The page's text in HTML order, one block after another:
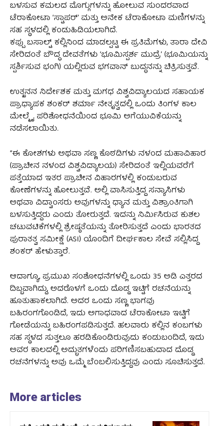
ಬಳಸುವ ಕಮಲದ ಮೊಗ್ಗುಗಳನ್ನು ಹೋಲುವ ಸುಂದರವಾದ
ಟೆರಾಕೋಟಾ ‘ಸ್ಟಾಪರ್’ ಮತ್ತು ಅನೇಕ ಟೆರಾಕೋಟಾ ಮಣಿಗಳನ್ನು
ಸಹ ಸ್ಥಳದಲ್ಲಿ ಕಂಡುಹಿಡಿಯಲಾಗಿದೆ.
ಕಪ್ಪು ಬಸಾಲ್ಟ್ ಕಲ್ಲಿನಿಂದ ಮಾಡಲ್ಪಟ್ಟ ಈ ಪ್ರತಿಮೆಗಳು, ತಾರಾ ದೇವಿ
ಸೇರಿದಂತೆ ಬೌದ್ಧ ದೇವತೆಗಳು ‘ಭೂಮಿಸ್ಪರ್ಶ ಮುದ್ರೆ’ (ಭೂಮಿಯನ್ನು
ಸ್ಪರ್ಶಿಸುವ ಭಂಗಿ) ಯಲ್ಲಿರುವ ಭಗವಾನ್ ಬುದ್ಧನನ್ನು ಚಿತ್ರಿಸುತ್ತವೆ.
ಉತ್ಖನನ ನಿರ್ದೇಶಕ ಮತ್ತು ಮಗಧ ವಿಶ್ವವಿದ್ಯಾಲಯದ ಸಹಾಯಕ
ಪ್ರಾಧ್ಯಾಪಕ ಶಂಕರ್ ಶರ್ಮಾ ನೇತೃತ್ವದಲ್ಲಿ ಒಂದು ತಿಂಗಳ ಕಾಲ
ಮೇಲ್ಮೈ ಪರಿಶೋಧನೆಯಿಂದ ಭೂಮಿ ಅಗೆಯುವಿಕೆಯನ್ನು
ನಡೆಸಲಾಯಿತು.
“ಈ ಕೋಶಗಳು ಅಥವಾ ಸಣ್ಣ ಕೊಠಡಿಗಳು ನಳಂದ ಮಹಾವಿಹಾರ
(ಪ್ರಾಚೀನ ನಳಂದ ವಿಶ್ವವಿದ್ಯಾಲಯ) ಸೇರಿದಂತೆ ಇಲ್ಲಿಯವರೆಗೆ
ಪತ್ತೆಯಾದ ಇತರ ಪ್ರಾಚೀನ ವಿಹಾರಗಳಲ್ಲಿ ಕಂಡುಬರುವ
ಕೋಣೆಗಳನ್ನು ಹೋಲುತ್ತವೆ. ಅಲ್ಲಿ ವಾಸಿಸುತ್ತಿದ್ದ ಸನ್ಯಾಸಿಗಳು
ಅಥವಾ ವಿದ್ವಾಂಸರು ಅವುಗಳನ್ನು ಧ್ಯಾನ ಮತ್ತು ವಿಶ್ರಾಂತಿಗಾಗಿ
ಬಳಸುತ್ತಿದ್ದರು ಎಂದು ತೋರುತ್ತದೆ. ಇದನ್ನು ನಿರ್ಮಿಸಿರುವ ಕುಶಲ
ಚಟುವಟಿಕೆಗಳಲ್ಲಿ ಶ್ರೇಷ್ಠತೆಯನ್ನು ತೋರಿಸುತ್ತದೆ ಎಂದು ಭಾರತದ
ಪುರಾತತ್ವ ಸಮೀಕ್ಷೆ (ASI) ಯೊಂದಿಗೆ ದೀರ್ಘಕಾಲ ಸೇವೆ ಸಲ್ಲಿಸಿದ್ದ
ಶಂಕರ್ ಹೇಳುತ್ತಾರೆ.
ಆದಾಗ್ಯೂ, ಪ್ರಮುಖ ಸಂಶೋಧನೆಗಳಲ್ಲಿ ಒಂದು 35 ಅಡಿ ಎತ್ತರದ
ದಿಬ್ಬವಾಗಿದ್ದು, ಅದರೊಳಗೆ ಒಂದು ದೊಡ್ಡ ಇಟ್ಟಿಗೆ ರಚನೆಯನ್ನು
ಹೂತುಹಾಕಲಾಗಿದೆ. ಅದರ ಒಂದು ಸಣ್ಣ ಭಾಗವು
ಬಹಿರಂಗಗೊಂಡಿದೆ, ಇದು ಅಗಾಧವಾದ ಟೆರಾಕೋಟಾ ಇಟ್ಟಿಗೆ
ಗೋಡೆಯನ್ನು ಬಹಿರಂಗಪಡಿಸುತ್ತದೆ. ಹಲವಾರು ಕಲ್ಲಿನ ಕಂಬಗಳು
ಸಹ ಸ್ಥಳದ ಸುತ್ತಲೂ ಹರಡಿಕೊಂಡಿರುವುದು ಕಂಡುಬಂದಿದೆ, ಇದು
ಅವರ ಕಾಲದಲ್ಲಿ ಅದ್ಭುತಗಳೆಂದು ಪರಿಗಣಿಸಬಹುದಾದ ದೊಡ್ಡ
ರಚನೆಗಳನ್ನು ಅವು ಒಮ್ಮೆ ಬೆಂಬಲಿಸುತ್ತಿದ್ದವು ಎಂದು ಸೂಚಿಸುತ್ತದೆ.
More articles